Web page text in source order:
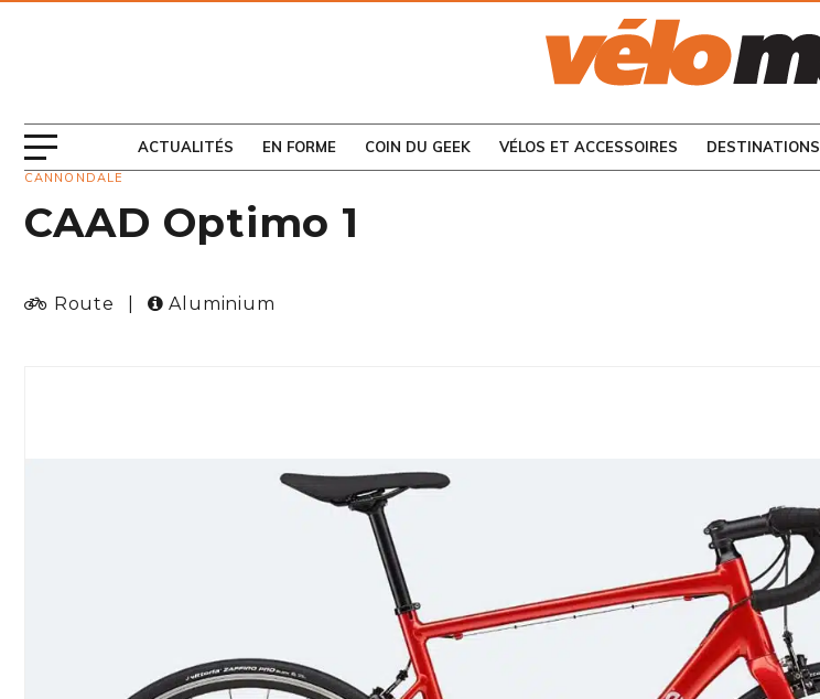
ACTUALITÉS EN FORME COIN DU GEEK VÉLOS ET ACCESSOIRES DESTINATIONS
CONSULTEZ LES
CANNONDALE
CAAD Optimo 1
Route Aluminium